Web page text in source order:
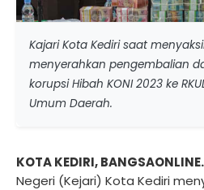
Kajari Kota Kediri saat
menyerahkan pengembalian
korupsi Hibah KONI 2023 ke
Umum Daerah.
KOTA KEDIRI,
Negeri (Kejari) Kota Kediri